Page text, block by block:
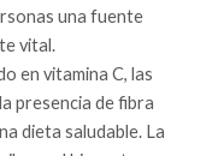
una fuente
vital.
en vitamina C, las
presencia de fibra
dieta saludable. La